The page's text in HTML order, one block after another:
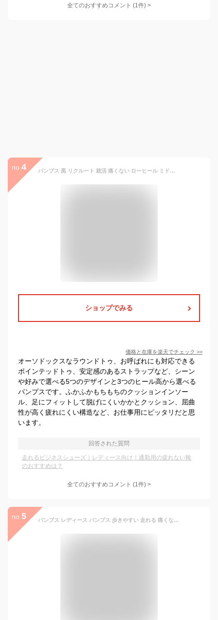
全てのおすすめコメント (1件) >
no. 4 パンプス 黒 リクルート 就活 痛くない ローヒール ミドルヒール ハイヒール 走れる 6.5cm 4.5cm 3.5cmヒール フォーマル 大きいサイズ 葬儀 No.3110~3165 22-26cm サンエープラスフェミニン 【セット割引対象1足税込2750円】
ショップでみる
価格と在庫を楽天でチェック >>
オーソドックスなラウンドトゥ、お呼ばれにも対応できる
ポインテッドトゥ、安定感のあるストラップなど、シーン
や好みで選べる5つのデザインと3つのヒール高から選べる
パンプスです。ふかふかもちもちのクッションインソー
ル、足にフィットして脱げにくいかかとクッション、屈曲
性が高く疲れにくい構造など、お仕事用にピッタリだと思
います。
回答された質問
走れるビジネスシューズ｜レディース向け！通勤用の疲れない靴
のおすすめは？
全てのおすすめコメント (1件) >
no. 5 パンプス レディース パンプス 歩きやすい 走れる 痛くない 歩きやすい【LADY WORKER】幅広 3E 4E 5E レディーワーカー アシックス商事 立ち仕事 太ヒール 黒 靴 ヒール ストラップ ビジネスシューズ 就活 就職 パンプス 【パンプス レディース おすすめ】